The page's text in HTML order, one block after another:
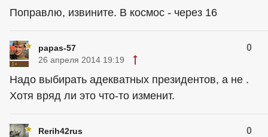
Поправлю, извините. В космос - через 16
papas-57 0
26 апреля 2014 19:19
Надо выбирать адекватных президентов, а не .
Хотя вряд ли это что-то изменит.
Rerih42rus 0